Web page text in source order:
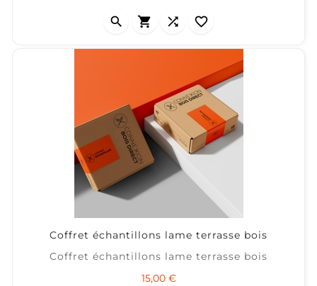
grisaillement, tanins, rouille et moisissures ✔
Redonne au bois sa couleur d’origine ✔
Formule gel : ne coule pas ✔...
   
Coffret échantillons lame terrasse bois
Coffret échantillons lame terrasse bois
15,00 €Prix